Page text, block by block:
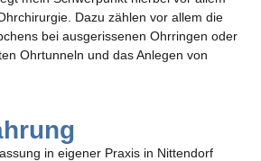
Dazu zählen vor allem die
bei ausgerissenen Ohrringen oder
Ohrtunneln und das Anlegen von
in eigener Praxis in Nittendorf